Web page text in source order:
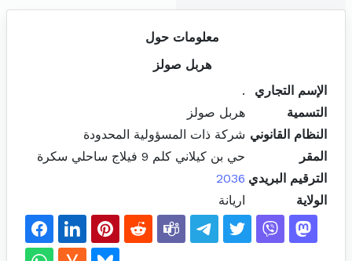
معلومات حول
هربل صولز
الإسم التجاري
.
التسمية
هربل صولز
النظام القانوني شركة ذات المسؤولية المحدودة
المقر
حي بن كيلاني كلم 9 فيلاج ساحلي سكرة
الترقيم البريدي 2036
الولاية
اريانة